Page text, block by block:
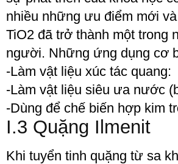
nhiều những ưu điểm mới
TiO2 đã trở thành một trong
người. Những ứng dụng cơ
-Làm vật liệu xúc tác quang:
-Làm vật liệu siêu ưa nước
-Dùng để chế biến hợp kim
I.3 Quặng Ilmenit
Khi tuyển tinh quặng từ sa